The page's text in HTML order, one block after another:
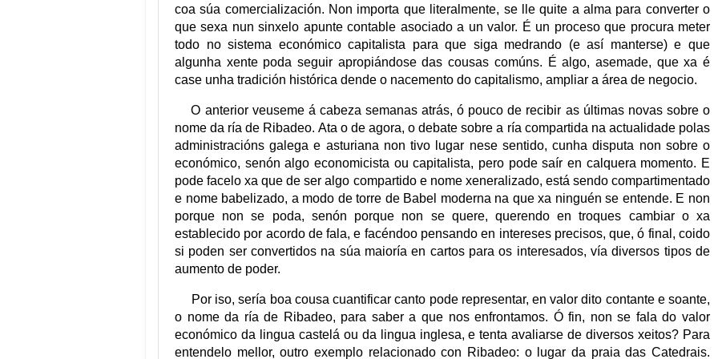
coa súa comercialización. Non importa que literalmente, se lle quite a alma para converter o
que sexa nun sinxelo apunte contable asociado a un valor. É un proceso que procura meter
todo no sistema económico capitalista para que siga medrando (e así manterse) e que
algunha xente poda seguir apropiándose das cousas comúns. É algo, asemade, que xa é
case unha tradición histórica dende o nacemento do capitalismo, ampliar a área de negocio.
O anterior veuseme á cabeza semanas atrás, ó pouco de recibir as últimas novas sobre o
nome da ría de Ribadeo. Ata o de agora, o debate sobre a ría compartida na actualidade polas
administracións galega e asturiana non tivo lugar nese sentido, cunha disputa non sobre o
económico, senón algo economicista ou capitalista, pero pode saír en calquera momento. E
pode facelo xa que de ser algo compartido e nome xeneralizado, está sendo compartimentado
e nome babelizado, a modo de torre de Babel moderna na que xa ninguén se entende. E non
porque non se poda, senón porque non se quere, querendo en troques cambiar o xa
establecido por acordo de fala, e facéndoo pensando en intereses precisos, que, ó final, coido
si poden ser convertidos na súa maioría en cartos para os interesados, vía diversos tipos de
aumento de poder.
Por iso, sería boa cousa cuantificar canto pode representar, en valor dito contante e soante,
o nome da ría de Ribadeo, para saber a que nos enfrontamos. Ó fin, non se fala do valor
económico da lingua castelá ou da lingua inglesa, e tenta avaliarse de diversos xeitos? Para
entendelo mellor, outro exemplo relacionado con Ribadeo: o lugar da praia das Catedrais.